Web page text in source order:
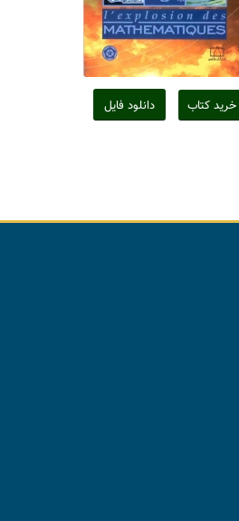
خرید کتاب دانلود فایل